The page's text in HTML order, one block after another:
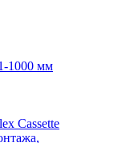
1000 мм
Cassette